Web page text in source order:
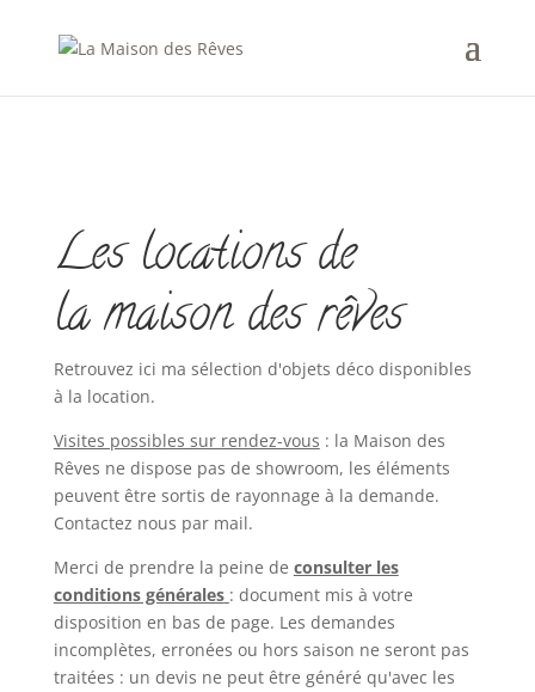
Les locations de
la maison des rêves
Retrouvez ici ma sélection d'objets déco disponibles
à la location.
Visites possibles sur rendez-vous : la Maison des
Rêves ne dispose pas de showroom, les éléments
peuvent être sortis de rayonnage à la demande.
Contactez nous par mail.
Merci de prendre la peine de consulter les
conditions générales : document mis à votre
disposition en bas de page. Les demandes
incomplètes, erronées ou hors saison ne seront pas
traitées : un devis ne peut être généré qu'avec les